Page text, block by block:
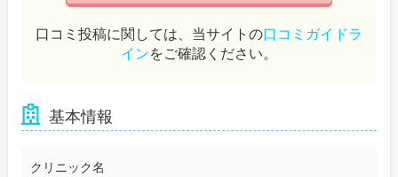
口コミ投稿に関しては、当サイトの口コミガイドラ
インをご確認ください。
基本情報
クリニック名